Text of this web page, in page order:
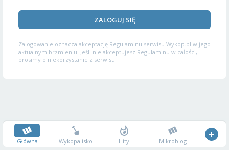
ZALOGUJ SIĘ
Zalogowanie oznacza akceptację Regulaminu serwisu Wykop.pl w jego
aktualnym brzmieniu. Jeśli nie akceptujesz Regulaminu w całości,
prosimy o niekorzystanie z serwisu.
Główna Wykopalisko Hity Mikroblog